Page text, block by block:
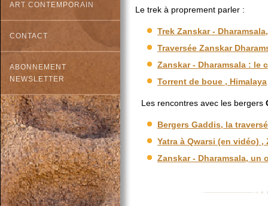
ART CONTEMPORAIN
CONTACT
ABONNEMENT
NEWSLETTER
Le trek à proprement parler :
Trek Zanskar -
Traversée Zanskar
Zanskar - Dharamsala : le
Torrent de boue , Himalaya
Les rencontres avec les bergers
Bergers Gaddis, la
Yatra à Qwarsi (en vidéo) ,
Zanskar - Dharamsala, un